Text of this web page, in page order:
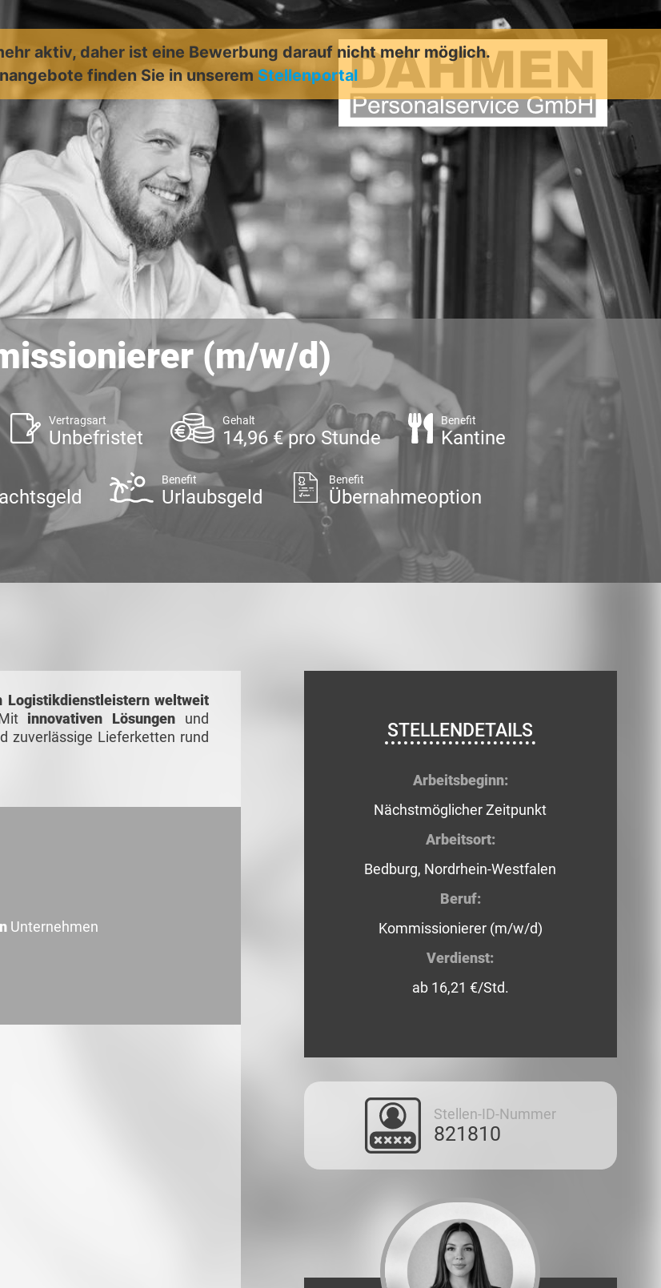
aktiv, daher ist eine Bewerbung darauf nicht mehr möglich.
finden Sie in unserem Stellenportal
(m/w/d)
Vertragsart
Unbefristet
Gehalt
14,96 € pro Stunde
Benefit
Kantine
Benefit
Urlaubsgeld
Benefit
Übernahmeoption
Logistikdienstleistern weltweit
innovativen Lösungen und
zuverlässige Lieferketten rund
Unternehmen
STELLENDETAILS
Arbeitsbeginn:
Nächstmöglicher Zeitpunkt
Arbeitsort:
Bedburg, Nordrhein-Westfalen
Beruf:
Kommissionierer (m/w/d)
Verdienst:
ab 16,21 €/Std.
Stellen-ID-Nummer
821810